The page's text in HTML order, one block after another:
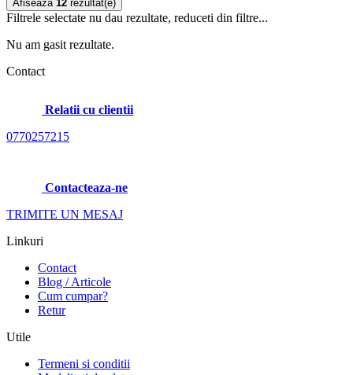
Afiseaza 12 rezultat(e)
Filtrele selectate nu dau rezultate, reduceti din filtre...
Nu am gasit rezultate.
Contact
Relatii cu clientii
0770257215
Contacteaza-ne
TRIMITE UN MESAJ
Linkuri
Contact
Blog / Articole
Cum cumpar?
Retur
Utile
Termeni si conditii